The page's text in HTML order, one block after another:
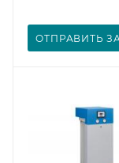
ОТПРАВИТЬ